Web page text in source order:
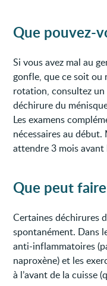
Que pouvez-
Si vous avez mal au
gonfle, que ce soit ou
rotation, consultez un
déchirure du
Les examens
nécessaires au
attendre 3 mois
Que peut
Certaines déchirures
spontanément. Dans
anti-inflammatoires
naproxène) et les
à l’avant de la cuisse